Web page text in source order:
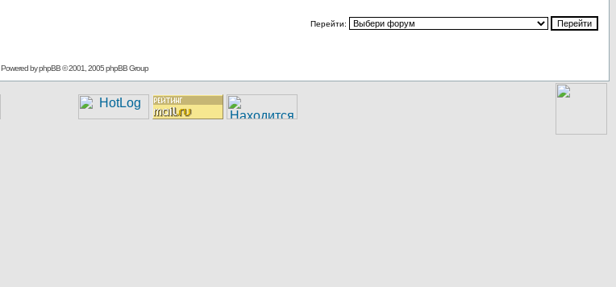
Перейти:
Powered byphpBB© 2001, 2005 phpBB Group